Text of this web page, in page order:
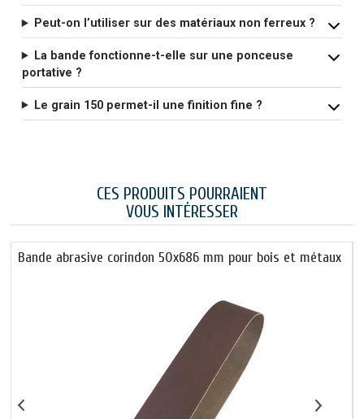
Peut-on l’utiliser sur des matériaux non ferreux ?
La bande fonctionne-t-elle sur une ponceuse
portative ?
Le grain 150 permet-il une finition fine ?
CES PRODUITS POURRAIENT
VOUS INTÉRESSER
Bande abrasive corindon 50x686 mm pour bois et métaux